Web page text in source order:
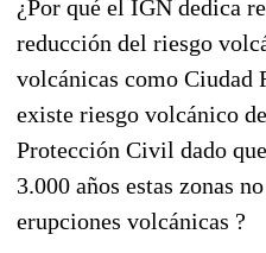
¿Por qué el IGN dedica
reducción del riesgo
volcánicas como Ciudad
existe riesgo volcánico
Protección Civil dado
3.000 años estas zonas
erupciones volcánicas ?